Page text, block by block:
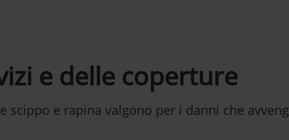
e delle coperture
scippo e rapina valgono per i danni che